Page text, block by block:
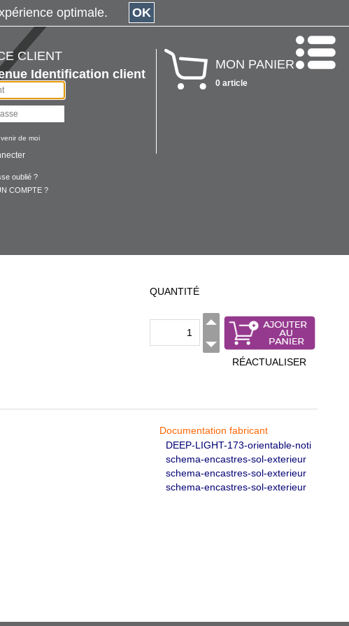
CLIENT
Identification client
de moi
oublié ?
COMPTE ?
MON PANIER
0 article
QUANTITÉ
RÉACTUALISER
Documentation fabricant
DEEP-LIGHT-173-orientable-noti
schema-encastres-sol-exterieur
schema-encastres-sol-exterieur
schema-encastres-sol-exterieur
optimale. OK